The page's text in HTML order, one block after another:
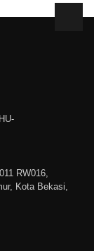
RW016,
Kota Bekasi,